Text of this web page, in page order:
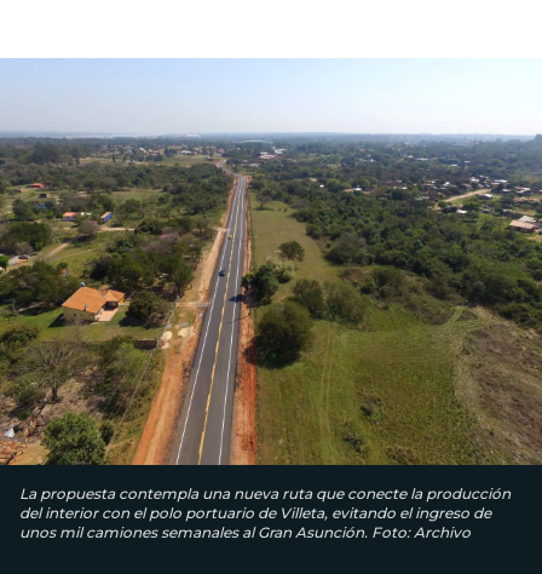
La propuesta contempla una nueva ruta que conecte la producción
del interior con el polo portuario de Villeta, evitando el ingreso de
unos mil camiones semanales al Gran Asunción. Foto: Archivo